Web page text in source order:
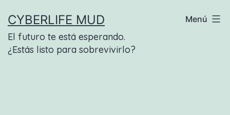
contenido
CYBERLIFE MUD
El futuro te está esperando.
¿Estás listo para sobrevivirlo?
Menú